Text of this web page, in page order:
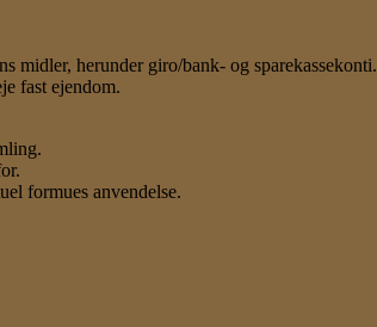
midler, herunder giro/bank- og sparekassekonti.
fast ejendom.
formues anvendelse.